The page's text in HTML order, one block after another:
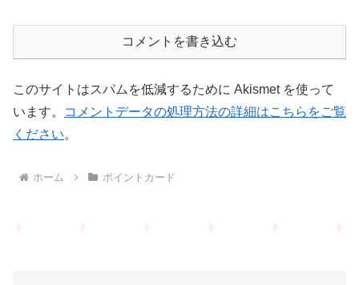
コメントを書き込む
このサイトはスパムを低減するために Akismet を使って
います。
コメントデータの処理方法の詳細はこちらをご覧
ください。
ホーム ポイントカード